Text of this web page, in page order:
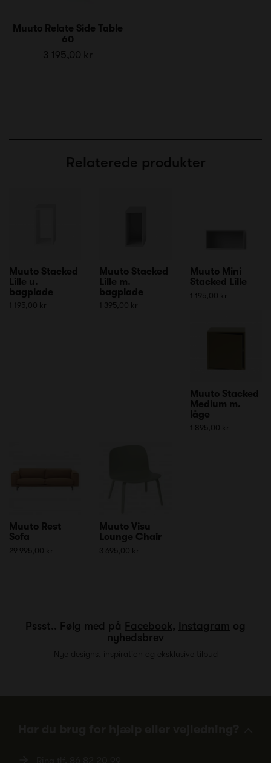
Muuto Relate Side Table
60
3 195,00 kr
Relaterede produkter
Muuto Stacked
Lille u.
bagplade
1 195,00 kr
Muuto Stacked
Lille m.
bagplade
1 395,00 kr
Muuto Mini
Stacked Lille
1 195,00 kr
Muuto Stacked
Medium m.
låge
1 895,00 kr
Muuto Rest
Sofa
29 995,00 kr
Muuto Visu
Lounge Chair
3 695,00 kr
Pssst.. Følg med på Facebook, Instagram og
nyhedsbrev
Nye designs, inspiration og eksklusive tilbud